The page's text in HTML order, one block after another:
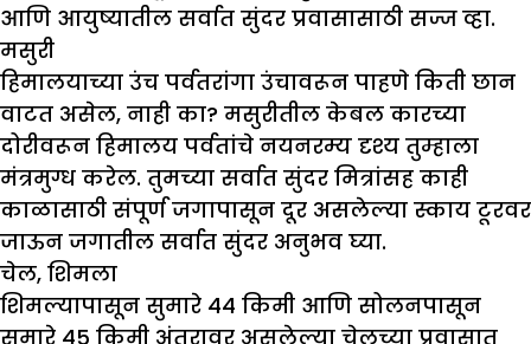
आणि आयुष्यातील सर्वात सुंदर प्रवासासाठी सज्ज व्हा.
मसुरी
हिमालयाच्या उंच पर्वतरांगा उंचावरून पाहणे किती छान
वाटत असेल, नाही का? मसुरीतील केबल कारच्या
दोरीवरून हिमालय पर्वतांचे नयनरम्य दृश्य तुम्हाला
मंत्रमुग्ध करेल. तुमच्या सर्वात सुंदर मित्रांसह काही
काळासाठी संपूर्ण जगापासून दूर असलेल्या स्काय टूरवर
जाऊन जगातील सर्वात सुंदर अनुभव घ्या.
चेल, शिमला
शिमल्यापासून सुमारे 44 किमी आणि सोलनपासून
सुमारे 45 किमी अंतरावर असलेल्या चेलच्या प्रवासात